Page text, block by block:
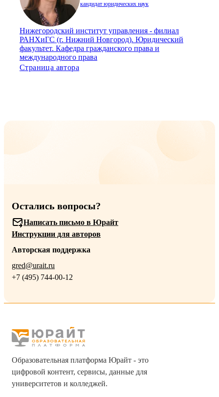
кандидат юридических наук
Нижегородский институт управления - филиал
РАНХиГС (г. Нижний Новгород). Юридический
факультет. Кафедра гражданского права и
международного права
Страница автора
Остались вопросы?
Написать письмо в Юрайт
Инструкции для авторов
Авторская поддержка
gred@urait.ru
+7 (495) 744-00-12
Образовательная платформа Юрайт - это
цифровой контент, сервисы, данные для
университетов и колледжей.